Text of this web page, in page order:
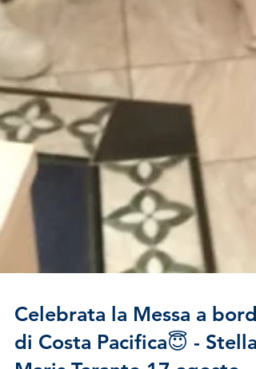
Celebrata la Messa a